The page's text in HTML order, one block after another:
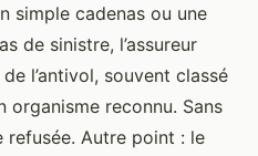
simple cadenas ou une
de sinistre, l’assureur
l’antivol, souvent classé
organisme reconnu. Sans
refusée. Autre point : le